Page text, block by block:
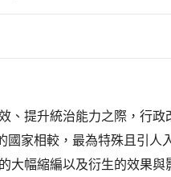
、提升統治能力之際，行
家相較，最為特殊且引
大幅縮編以及衍生的效果